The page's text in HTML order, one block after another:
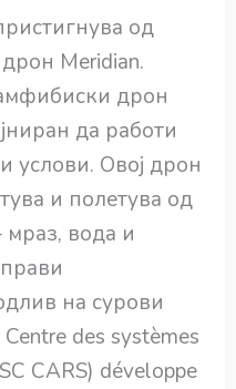
од
Meridian.
дрон
да работи
услови. Овој дрон
и полетува од
вода и
на сурови
des systèmes
CARS) développe